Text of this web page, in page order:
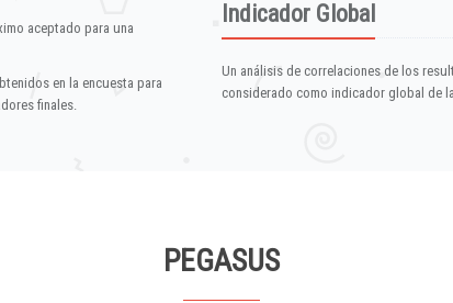
aceptado para una
en la encuesta para
finales.
Indicador Global
Un análisis de correlaciones de los
considerado como indicador global de
PEGASUS